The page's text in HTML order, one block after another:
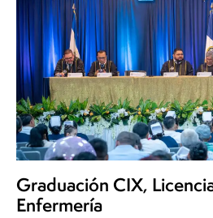
Graduación CIX,
Enfermería